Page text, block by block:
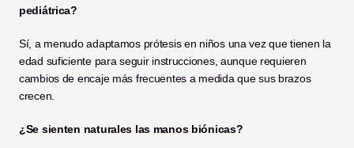
pediátrica?
Sí, a menudo adaptamos prótesis en niños una vez que tienen la
edad suficiente para seguir instrucciones, aunque requieren
cambios de encaje más frecuentes a medida que sus brazos
crecen.
¿Se sienten naturales las manos biónicas?